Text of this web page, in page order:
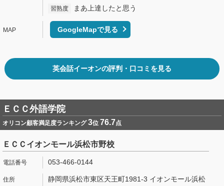
習熟度 まあ上達したと思う
GoogleMapで見る
英会話イーオンの評判・口コミを見る
ＥＣＣ外語学院
オリコン顧客満足度ランキング3位 76.7点
ＥＣＣイオンモール浜松市野校
053-466-0144
静岡県浜松市東区天王町1981-3 イオンモール浜松